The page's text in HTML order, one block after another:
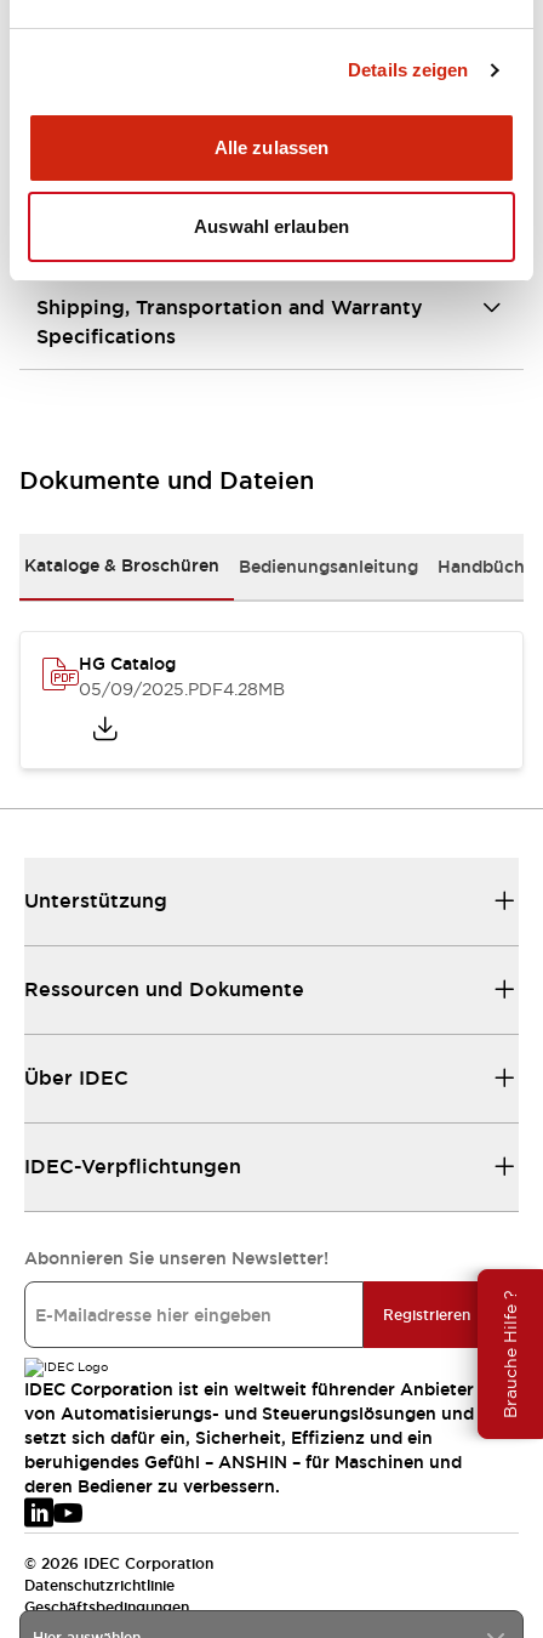
Details zeigen
Alle zulassen
Auswahl erlauben
Brauche Hilfe ?
Hardware Specifications
Mechanical Specifications
Shipping, Transportation and Warranty
Specifications
Dokumente und Dateien
Kataloge & Broschüren Bedienungsanleitung Handbücher
HG Catalog
05/09/2025.PDF4.28MB
Unterstützung
Ressourcen und Dokumente
Über IDEC
IDEC-Verpflichtungen
Abonnieren Sie unseren Newsletter!
Registrieren
IDEC Corporation ist ein weltweit führender Anbieter
von Automatisierungs- und Steuerungslösungen und
setzt sich dafür ein, Sicherheit, Effizienz und ein
beruhigendes Gefühl – ANSHIN – für Maschinen und
deren Bediener zu verbessern.
© 2026 IDEC Corporation
Datenschutzrichtlinie
Geschäftsbedingungen